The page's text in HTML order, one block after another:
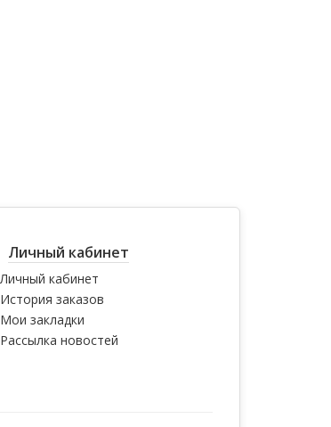
Личный кабинет
Личный кабинет
История заказов
Мои закладки
Рассылка новостей